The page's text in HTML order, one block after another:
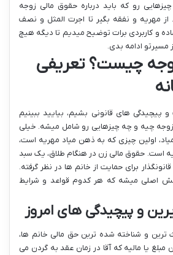
رو که باید درباره حقوق مالی زوجه
از مهریه و نفقه بگیر تا اجرت المثل و نصف
و کاربردی برات توضیح میدیم تا دیگه هیچ
مسیرتو ادامه بدی.
چیست؟ تعریفی
و پیچیدگی های قانونی بشیم، بیایید ببینیم
زوجه چیه و چه چیزهایی رو شامل میشه. خیلی
اولین چیزی که به ذهن میاد مهریه است،
است. حقوق مالی زن در هنگام طلاق، یک سبد
برای حمایت از خانم ها در نظر گرفته.
اصلی میشه که هر کدوم قواعد و شرایط
و پیچیدگی های امروز
و شناخته شده ترین حق مالی خانم ها،
یا مالیه که آقا در زمان عقد به گردن می